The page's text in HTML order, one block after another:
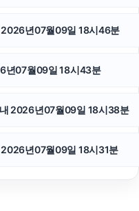
2026년07월09일 18시46분
년07월09일 18시43분
2026년07월09일 18시38분
2026년07월09일 18시31분